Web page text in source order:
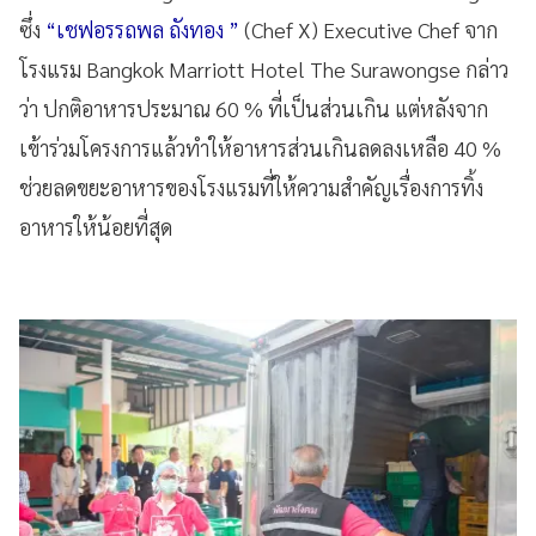
ซึ่ง “เชฟอรรถพล ถังทอง ” (Chef X) Executive Chef จาก
โรงแรม Bangkok Marriott Hotel The Surawongse กล่าว
ว่า ปกติอาหารประมาณ 60 % ที่เป็นส่วนเกิน แต่หลังจาก
เข้าร่วมโครงการแล้วทำให้อาหารส่วนเกินลดลงเหลือ 40 %
ช่วยลดขยะอาหารของโรงแรมที่ให้ความสำคัญเรื่องการทิ้ง
อาหารให้น้อยที่สุด